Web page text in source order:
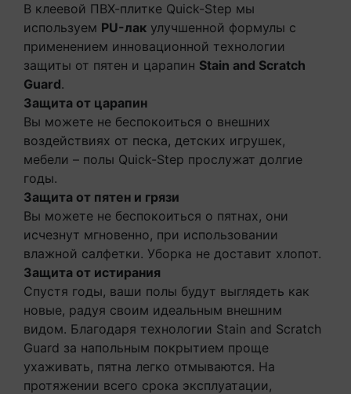
В клеевой ПВХ-плитке Quick-Step мы
используем PU-лак улучшенной формулы с
применением инновационной технологии
защиты от пятен и царапин Stain and Scratch
Guard.
Защита от царапин
Вы можете не беспокоиться о внешних
воздействиях от песка, детских игрушек,
мебели – полы Quick-Step прослужат долгие
годы.
Защита от пятен и грязи
Вы можете не беспокоиться о пятнах, они
исчезнут мгновенно, при использовании
влажной салфетки. Уборка не доставит хлопот.
Защита от истирания
Спустя годы, ваши полы будут выглядеть как
новые, радуя своим идеальным внешним
видом. Благодаря технологии Stain and Scratch
Guard за напольным покрытием проще
ухаживать, пятна легко отмываются. На
протяжении всего срока эксплуатации,